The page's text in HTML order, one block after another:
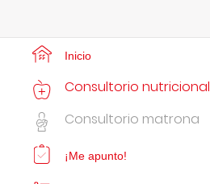
Inicio
Consultorio nutricional
Consultorio matrona
¡Me apunto!